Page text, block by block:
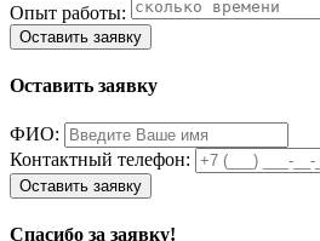
Опыт работы:
Оставить заявку
ФИО:
Контактный телефон:
Спасибо за заявку!